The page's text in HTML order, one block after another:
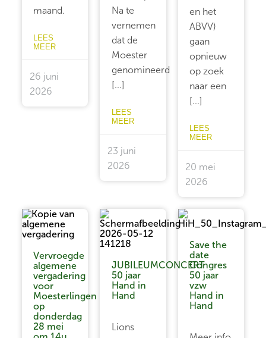
maand.
LEES
MEER
26 juni
2026
Na te
vernemen
dat de
Moester
genomineerd
[...]
LEES
MEER
23 juni
2026
en het
ABVV)
gaan
opnieuw
op zoek
naar een
[...]
LEES
MEER
20 mei
2026
Vervroegde
algemene
vergadering
voor
Moesterlingen
op
donderdag
28 mei
JUBILEUMCONCERT
50 jaar
Hand in
Hand
Lions
Save the
date
Congres
50 jaar
vzw
Hand in
Hand